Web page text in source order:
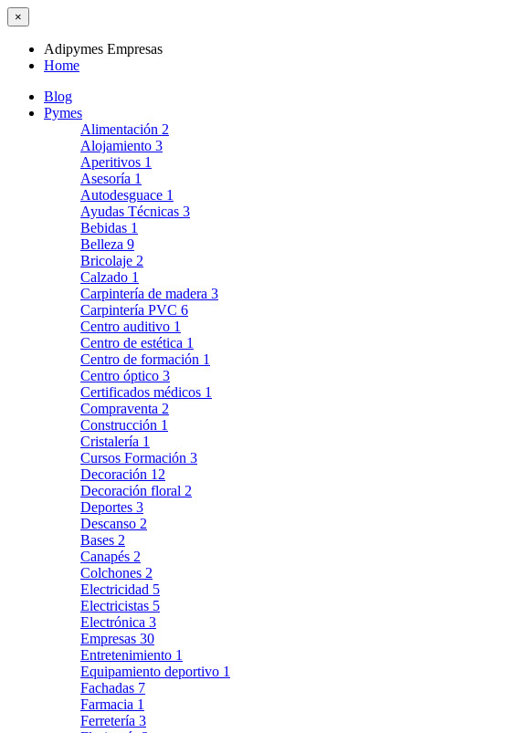
×
Adipymes Empresas
Home
Blog
Pymes
Alimentación 2
Alojamiento 3
Aperitivos 1
Asesoría 1
Autodesguace 1
Ayudas Técnicas 3
Bebidas 1
Belleza 9
Bricolaje 2
Calzado 1
Carpintería de madera 3
Carpintería PVC 6
Centro auditivo 1
Centro de estética 1
Centro de formación 1
Centro óptico 3
Certificados médicos 1
Compraventa 2
Construcción 1
Cristalería 1
Cursos Formación 3
Decoración 12
Decoración floral 2
Deportes 3
Descanso 2
Bases 2
Canapés 2
Colchones 2
Electricidad 5
Electricistas 5
Electrónica 3
Empresas 30
Entretenimiento 1
Equipamiento deportivo 1
Fachadas 7
Farmacia 1
Ferretería 3